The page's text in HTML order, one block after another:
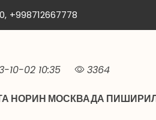
+998712667778
10-02 10:35 3364
НОРИН МОСКВАДА